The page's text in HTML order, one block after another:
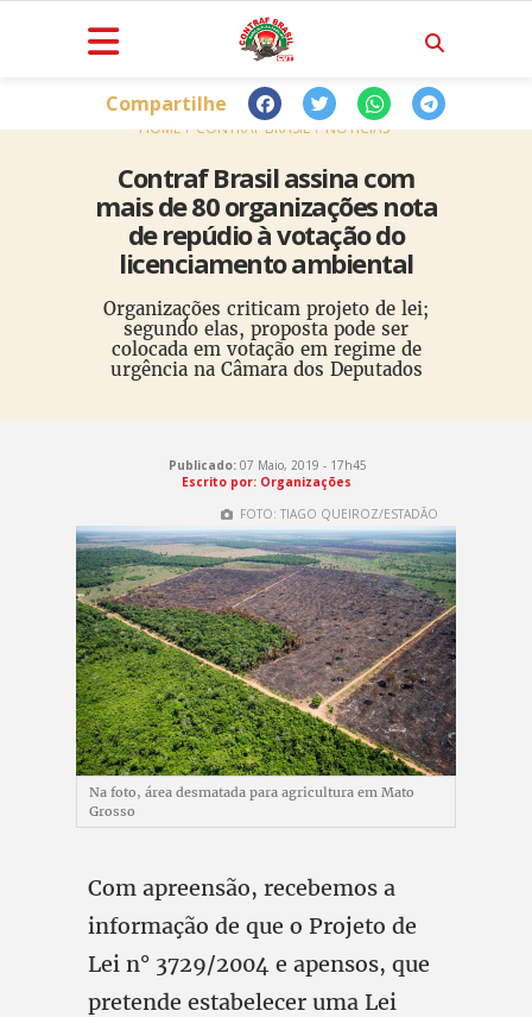
HOME CONTRAF BRASIL NOTÍCIAS
Contraf Brasil assina com
mais de 80 organizações nota
de repúdio à votação do
licenciamento ambiental
Organizações criticam projeto de lei;
segundo elas, proposta pode ser
colocada em votação em regime de
urgência na Câmara dos Deputados
Compartilhe
Publicado: 07 Maio, 2019 - 17h45
Escrito por: Organizações
FOTO: TIAGO QUEIROZ/ESTADÃO
Na foto, área desmatada para agricultura em Mato
Grosso
Com apreensão, recebemos a
informação de que o Projeto de
Lei n° 3729/2004 e apensos, que
pretende estabelecer uma Lei